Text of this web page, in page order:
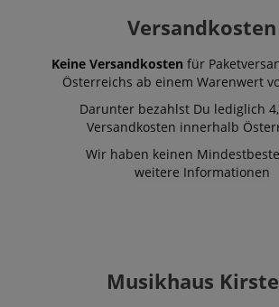
Versandkosten
Keine Versandkosten für
Österreichs ab einem Warenwert
Darunter bezahlst Du lediglich
Versandkosten innerhalb
Wir haben keinen
weitere Informationen
Musikhaus